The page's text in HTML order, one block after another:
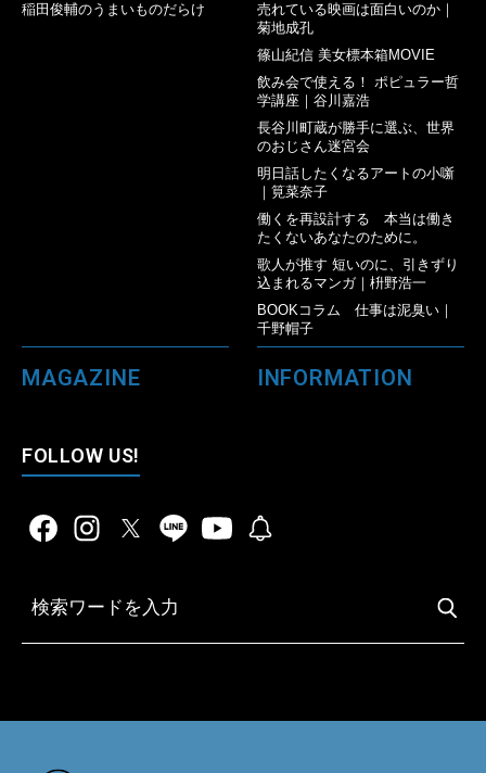
稲田俊輔のうまいものだらけ
売れている映画は面白いのか｜
菊地成孔
篠山紀信 美女標本箱MOVIE
飲み会で使える！ ポピュラー哲
学講座｜谷川嘉浩
長谷川町蔵が勝手に選ぶ、世界
のおじさん迷宮会
明日話したくなるアートの小噺
｜筧菜奈子
働くを再設計する 本当は働き
たくないあなたのために。
歌人が推す 短いのに、引きずり
込まれるマンガ｜枡野浩一
BOOKコラム 仕事は泥臭い｜
千野帽子
MAGAZINE INFORMATION
FOLLOW US!